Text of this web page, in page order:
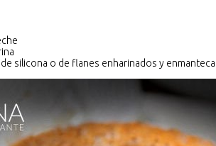
silicona o de flanes enharinados y